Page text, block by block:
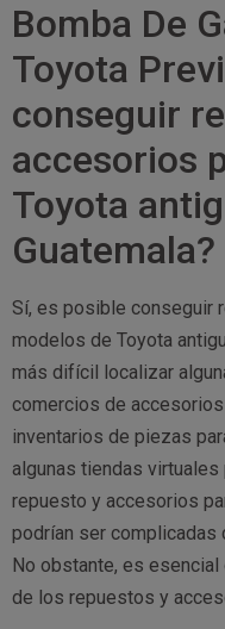
Bomba De
Toyota
conseguir
accesorios
Toyota
Guatemala?
Sí, es posible conseguir
modelos de Toyota
más difícil localizar
comercios de
inventarios de piezas
algunas tiendas
repuesto y accesorios
podrían ser
No obstante, es
de los repuestos y